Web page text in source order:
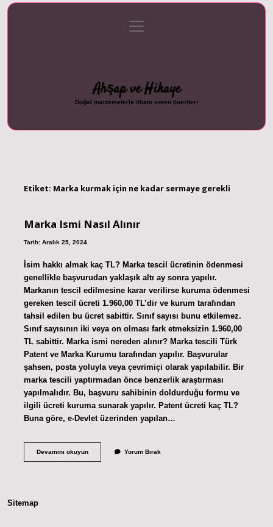
Gizlilik Politikası
menüyü
aç
Ahşap ve Hikaye
Doğal malzemelerle ilham veren öneriler!
Etiket: Marka kurmak için ne kadar sermaye gerekli
Marka Ismi Nasıl Alınır
Tarih: Aralık 25, 2024
İsim hakkı almak kaç TL? Marka tescil ücretinin ödenmesi
genellikle başvurudan yaklaşık altı ay sonra yapılır.
Markanın tescil edilmesine karar verilirse kuruma ödenmesi
gereken tescil ücreti 1.960,00 TL’dir ve kurum tarafından
tahsil edilen bu ücret sabittir. Sınıf sayısı bunu etkilemez.
Sınıf sayısının iki veya on olması fark etmeksizin 1.960,00
TL sabittir. Marka ismi nereden alınır? Marka tescili Türk
Patent ve Marka Kurumu tarafından yapılır. Başvurular
şahsen, posta yoluyla veya çevrimiçi olarak yapılabilir. Bir
marka tescili yaptırmadan önce benzerlik araştırması
yapılmalıdır. Bu, başvuru sahibinin doldurduğu formu ve
ilgili ücreti kuruma sunarak yapılır. Patent ücreti kaç TL?
Buna göre, e-Devlet üzerinden yapılan…
Devamını okuyunMarka
Yorum Bırak
Sitemap